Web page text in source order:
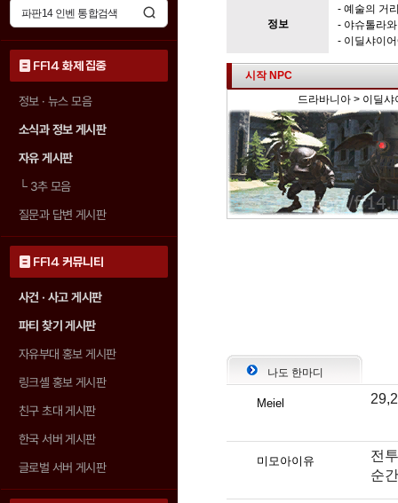
FF14 화제 집중
정보 · 뉴스 모음
소식과 정보 게시판
자유 게시판
└3추 모음
질문과 답변 게시판
FF14 커뮤니티
사건 · 사고 게시판
파티 찾기 게시판
자유부대 홍보 게시판
링크셸 홍보 게시판
친구 초대 게시판
한국 서버 게시판
글로벌 서버 게시판
정보
- 예술의 거
- 야슈톨라
- 이딜샤이
시작 NPC
드라바니아 > 이딜
나도 한마디
Meiel
미모아이유
전
순